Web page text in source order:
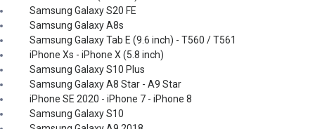
Samsung Galaxy S20 FE
Samsung Galaxy A8s
Samsung Galaxy Tab E (9.6 inch) - T560 / T561
iPhone Xs - iPhone X (5.8 inch)
Samsung Galaxy S10 Plus
Samsung Galaxy A8 Star - A9 Star
iPhone SE 2020 - iPhone 7 - iPhone 8
Samsung Galaxy S10